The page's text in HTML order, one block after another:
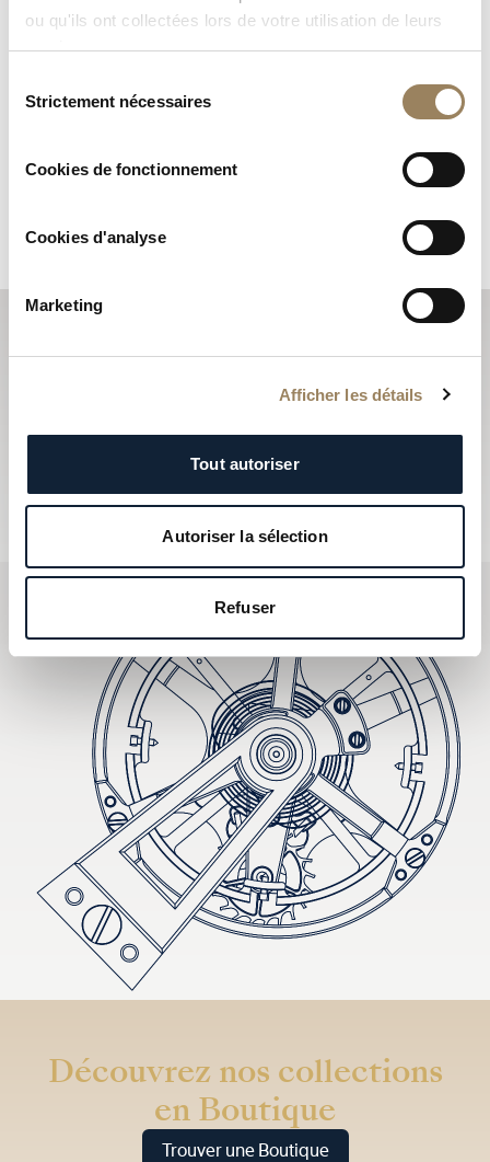
ou qu'ils ont collectées lors de votre utilisation de leurs
services.
duStrictement nécessaires
Cookies de fonctionnement
Cookies d'analyse
Marketing
Afficher les détails
Tout autoriser
Autoriser la sélection
Refuser
S'abonner à la newsletter
Les newsletters Breguet vous font découvrir les
Découvrez nos collections
en Boutique
Trouver une Boutique